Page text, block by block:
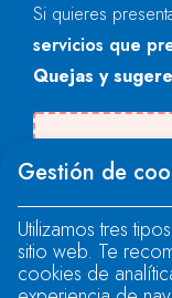
Si quieres
servicios que
Quejas y
"text" field.
There was
Gestión de
Utilizamos tres
sitio web. Te
cookies de